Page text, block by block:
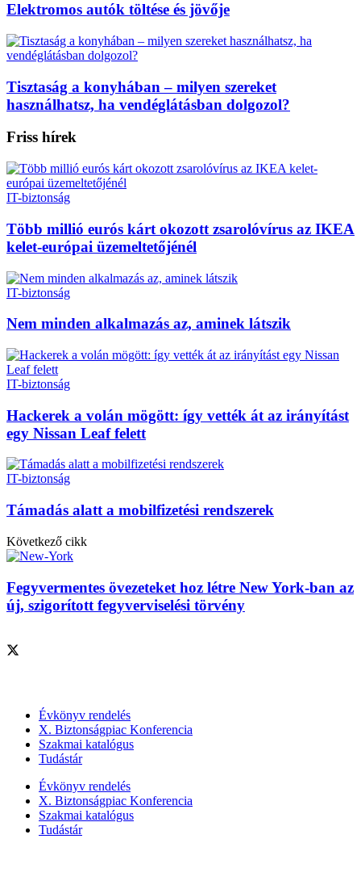
Elektromos autók töltése és jövője
Tisztaság a konyhában – milyen szereket
használhatsz, ha vendéglátásban dolgozol?
Friss hírek
IT-biztonság
Több millió eurós kárt okozott zsarolóvírus az IKEA
kelet-európai üzemeltetőjénél
IT-biztonság
Nem minden alkalmazás az, aminek látszik
IT-biztonság
Hackerek a volán mögött: így vették át az irányítást
egy Nissan Leaf felett
IT-biztonság
Támadás alatt a mobilfizetési rendszerek
Következő cikk
Fegyvermentes övezeteket hoz létre New York-ban az
új, szigorított fegyverviselési törvény
Évkönyv rendelés
X. Biztonságpiac Konferencia
Szakmai katalógus
Tudástár
Évkönyv rendelés
X. Biztonságpiac Konferencia
Szakmai katalógus
Tudástár